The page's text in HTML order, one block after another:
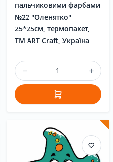
пальчиковими фарбами
№22 "Оленятко"
25*25см, термопакет,
ТМ ART Craft, Україна